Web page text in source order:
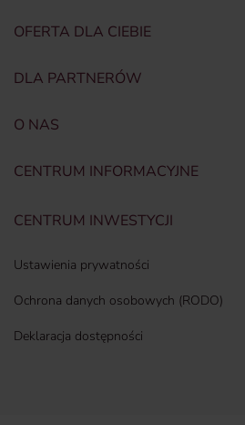
OFERTA DLA CIEBIE
DLA PARTNERÓW
O NAS
CENTRUM INFORMACYJNE
CENTRUM INWESTYCJI
Ustawienia prywatności
Ochrona danych osobowych (RODO)
Deklaracja dostępności